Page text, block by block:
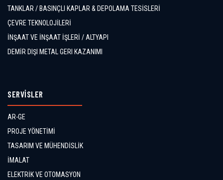
TANKLAR / BASINÇLI KAPLAR & DEPOLAMA TESİSLERİ
ÇEVRE TEKNOLOJİLERİ
İNŞAAT VE İNŞAAT İŞLERİ / ALTYAPI
DEMİR DIŞI METAL GERI KAZANIMI
SERVİSLER
AR-GE
PROJE YÖNETİMİ
TASARIM VE MÜHENDİSLİK
İMALAT
ELEKTRİK VE OTOMASYON